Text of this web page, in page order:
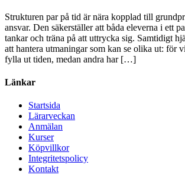
Strukturen par på tid är nära kopplad till
ansvar. Den säkerställer att båda eleverna i ett
tankar och träna på att uttrycka sig. Samtidigt
att hantera utmaningar som kan se olika ut: för
fylla ut tiden, medan andra har […]
Länkar
Startsida
Lärarveckan
Anmälan
Kurser
Köpvillkor
Integritetspolicy
Kontakt